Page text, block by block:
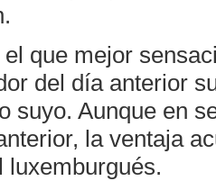
que mejor
del día anterior
suyo. Aunque en
la ventaja
luxemburgués.